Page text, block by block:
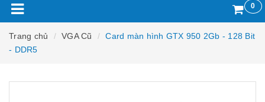
0
Trang chủ VGA Cũ
Card màn hình GTX 950 2Gb - 128 Bit
- DDR5